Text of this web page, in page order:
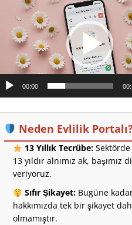
00:00
Neden Evlilik Portalı?
13 Yıllık Tecrübe:Sektörde
13 yıldır alnımız ak, başımız
veriyoruz.
Sıfır Şikayet:Bugüne
hakkımızda tek bir şikayet
olmamıştır.